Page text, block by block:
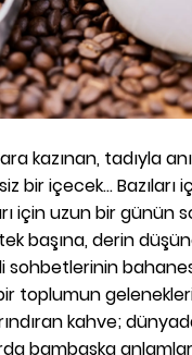
kazınan, tadıyla
bir içecek... Bazıları
için uzun bir günün
başına, derin
sohbetlerinin
toplumun
kahve;
bambaşka